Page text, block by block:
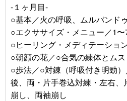
-１ヶ月目-
○基本／火の呼吸、ムルバンドゥ
○エクササイズ・メニュー／1〜
○ヒーリング・メディテーショ
○朝顔の花／○合気の練体とム
○歩法／○対錬（呼吸付き明勁
後、両・片手巻込対練・左右、
崩し、両袖崩し